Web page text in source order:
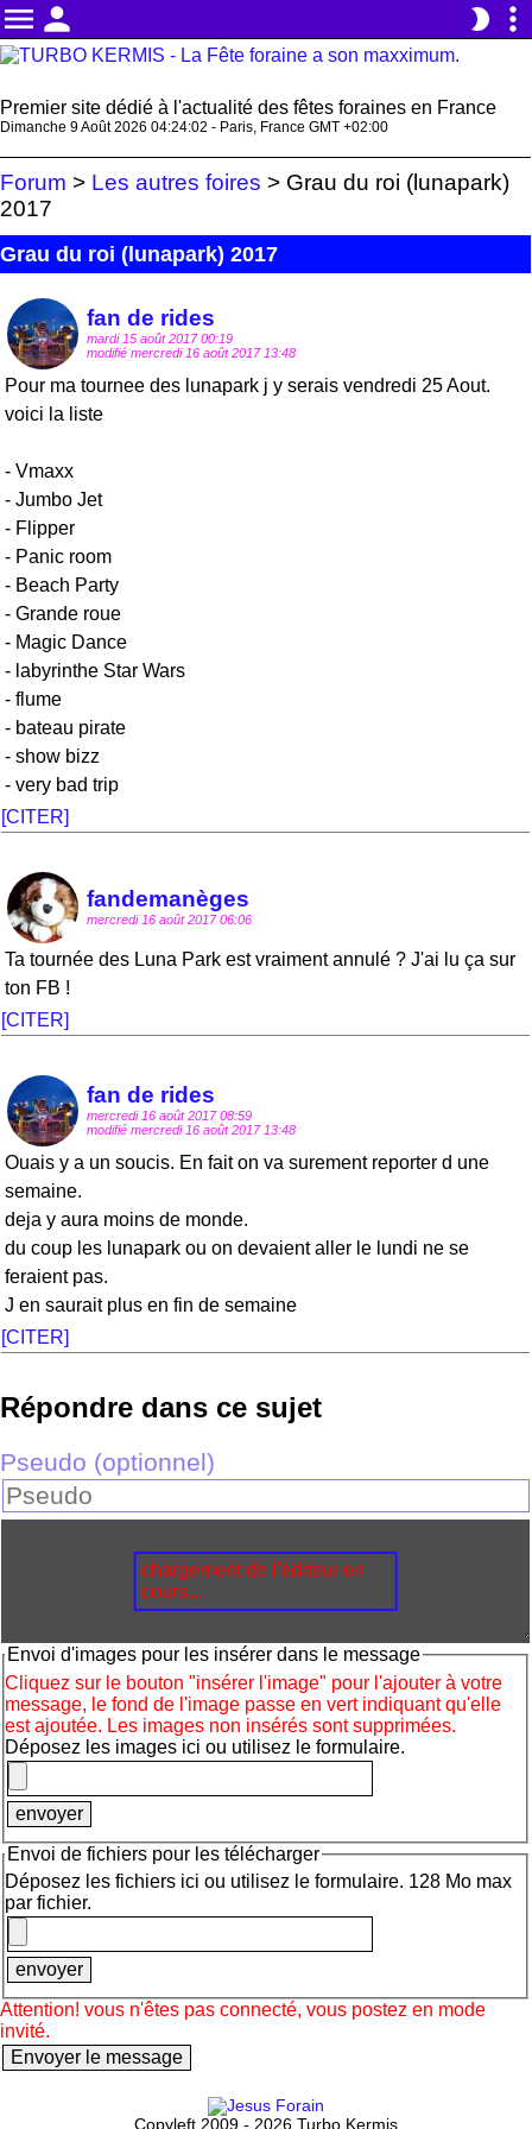
menu person brightness_2 more_vert
Premier site dédié à l'actualité des fêtes foraines en France
Dimanche 9 Août 2026 04:24:02 - Paris, France GMT +02:00
Forum > Les autres foires > Grau du roi (lunapark)
2017
Grau du roi (lunapark) 2017
fan de rides
mardi 15 août 2017 00:19
modifié mercredi 16 août 2017 13:48
Pour ma tournee des lunapark j y serais vendredi 25 Aout.
voici la liste
- Vmaxx
- Jumbo Jet
- Flipper
- Panic room
- Beach Party
- Grande roue
- Magic Dance
- labyrinthe Star Wars
- flume
- bateau pirate
- show bizz
- very bad trip
[CITER]
fandemanèges
mercredi 16 août 2017 06:06
Ta tournée des Luna Park est vraiment annulé ? J'ai lu ça sur
ton FB !
[CITER]
fan de rides
mercredi 16 août 2017 08:59
modifié mercredi 16 août 2017 13:48
Ouais y a un soucis. En fait on va surement reporter d une
semaine.
deja y aura moins de monde.
du coup les lunapark ou on devaient aller le lundi ne se
feraient pas.
J en saurait plus en fin de semaine
[CITER]
Répondre dans ce sujet
Pseudo (optionnel)
chargement de l'éditeur en
cours...
Envoi d'images pour les insérer dans le message
Cliquez sur le bouton "insérer l'image" pour l'ajouter à votre
message, le fond de l'image passe en vert indiquant qu'elle
est ajoutée. Les images non insérés sont supprimées.
Déposez les images ici ou utilisez le formulaire.
Envoi de fichiers pour les télécharger
Déposez les fichiers ici ou utilisez le formulaire. 128 Mo max
par fichier.
Attention! vous n'êtes pas connecté, vous postez en mode
invité.
Copyleft 2009 - 2026 Turbo Kermis